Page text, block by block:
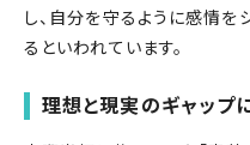
し、自分を守るように感情を
るといわれています。
理想と現実のギャップ